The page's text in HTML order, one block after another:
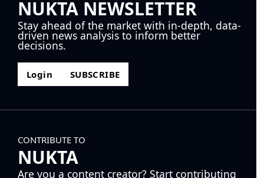
NUKTA NEWSLETTER
Stay ahead of the market with in-depth, data-
driven news analysis to inform better
decisions.
Login SUBSCRIBE
CONTRIBUTE TO
NUKTA
Are you a content creator? Start contributing